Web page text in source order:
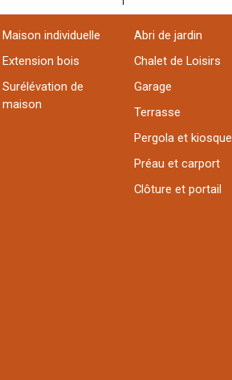
Maison individuelle
Extension bois
Surélévation de
maison
Abri de jardin
Chalet de Loisirs
Garage
Terrasse
Pergola et kiosque
Préau et carport
Clôture et portail